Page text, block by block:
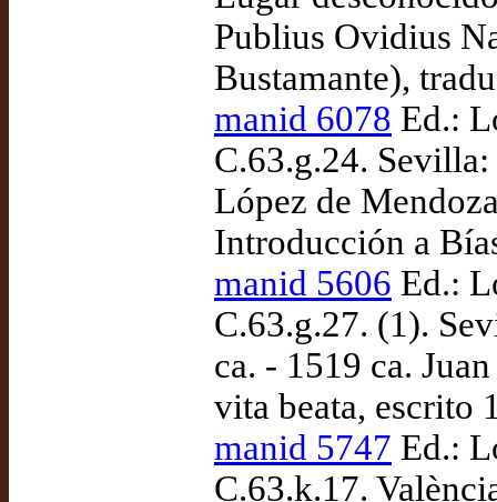
Publius Ovidius
Bustamante),
manid 6078 Ed.:
C.63.g.24.
López de
Introducción a
manid 5606 Ed.:
C.63.g.27. (1).
ca. - 1519 ca.
vita beata, escrito
manid 5747 Ed.:
C.63.k.17.